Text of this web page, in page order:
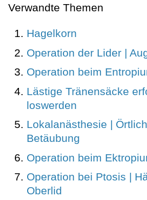
Verwandte Themen
Hagelkorn
Operation der Lider |
Operation beim
Lästige Tränensäcke
loswerden
Lokalanästhesie |
Betäubung
Operation beim
Operation bei Ptosis |
Oberlid